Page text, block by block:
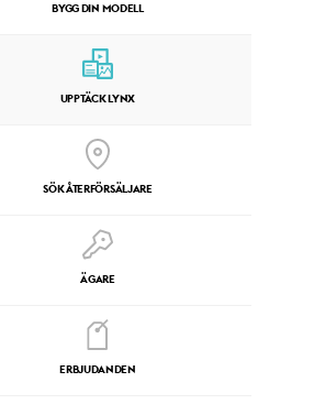
BYGG DIN MODELL
UPPTÄCK LYNX
SÖK ÅTERFÖRSÄLJARE
ÄGARE
ERBJUDANDEN